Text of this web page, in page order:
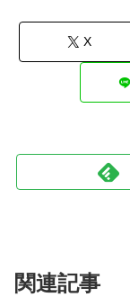
X
関連記事